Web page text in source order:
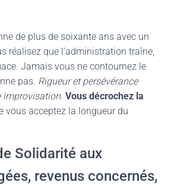
de plus de soixante ans avec un
réalisez que l’administration traîne,
Jamais vous ne contournez le
pas. Rigueur et persévérance
improvisation. Vous décrochez la
vous acceptez la longueur du
Solidarité aux
revenus concernés,